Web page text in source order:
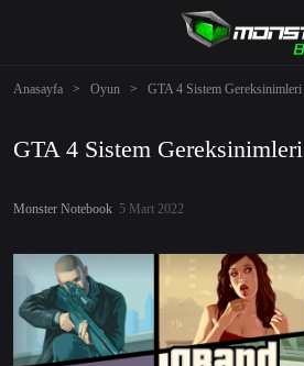
Anasayfa > Oyun > GTA 4 Sistem Gereksinimleri
GTA 4 Sistem Gereksinimleri
Monster Notebook 5 Mart 2022